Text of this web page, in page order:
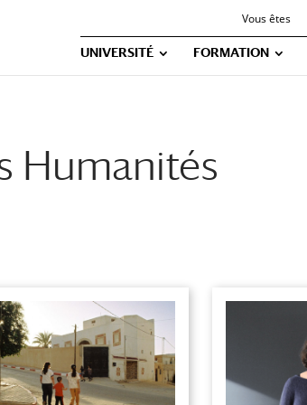
Vous êtes
UNIVERSITÉ FORMATION
Humanités